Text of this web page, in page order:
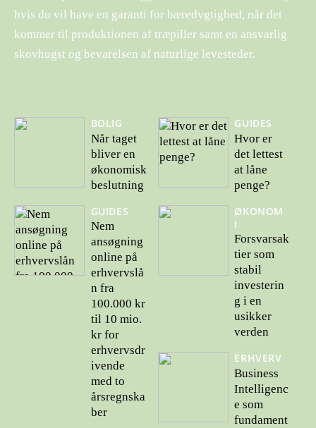
hvis du vil have en garanti for bæredygtighed, når det
kommer til produktionen af træpiller samt en ansvarlig
skovhugst og bevarelsen af ​​naturlige levesteder.
BOLIG
Når taget
bliver en
økonomisk
beslutning
GUIDES
Nem
ansøgning
online på
erhvervslå
n fra
100.000 kr
til 10 mio.
kr for
erhvervsdr
ivende
med to
årsregnska
ber
GUIDES
Hvor er
det lettest
at låne
penge?
ØKONOM
I
Forsvarsak
tier som
stabil
investerin
g i en
usikker
verden
ERHVERV
Business
Intelligenc
e som
fundament